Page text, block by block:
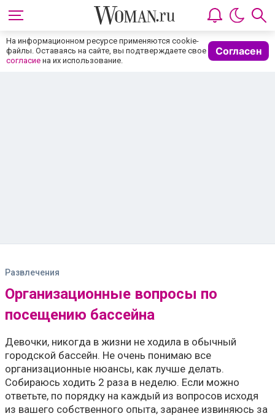
На информационном ресурсе применяются cookie-
файлы. Оставаясь на сайте, вы подтверждаете свое
согласие на их использование.
Согласен
Развлечения
Организационные вопросы по
посещению бассейна
Девочки, никогда в жизни не ходила в обычный
городской бассейн. Не очень понимаю все
организационные нюансы, как лучше делать.
Собираюсь ходить 2 раза в неделю. Если можно
ответьте, по порядку на каждый из вопросов исходя
из вашего собственного опыта, заранее извиняюсь за